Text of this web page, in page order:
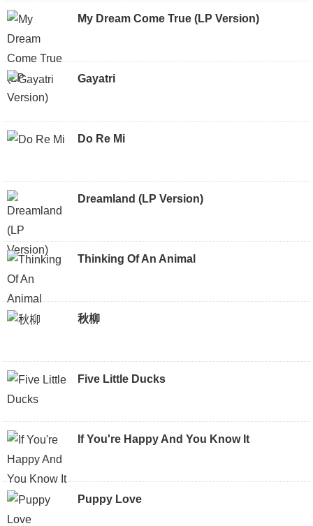
My Dream Come True (LP Version)
Gayatri
Do Re Mi
Dreamland (LP Version)
Thinking Of An Animal
秋柳
Five Little Ducks
If You're Happy And You Know It
Puppy Love